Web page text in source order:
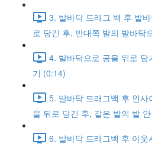
3. 발바닥 드래그 백 후 발
로 당긴 후, 반대쪽 발의 발바닥
4. 발바닥으로 공을 뒤로
기 (0:14)
5. 발바닥 드래그백 후 인
을 뒤로 당긴 후, 같은 발의 발
6. 발바닥 드래그백 후 아